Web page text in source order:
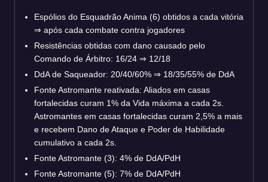
Espólios do Esquadrão Anima (6) obtidos a cada vitória
⇒ após cada combate contra jogadores
Resistências obtidas com dano causado pelo
Comando de Árbitro: 16/24 ⇒ 12/18
DdA de Saqueador: 20/40/60% ⇒ 18/35/55% de DdA
Fonte Astromante reativada: Aliados em casas
fortalecidas curam 1% da Vida máxima a cada 2s.
Astromantes em casas fortalecidas curam 2,5% a mais
e recebem Dano de Ataque e Poder de Habilidade
cumulativo a cada 2s.
Fonte Astromante (3): 4% de DdA/PdH
Fonte Astromante (5): 7% de DdA/PdH